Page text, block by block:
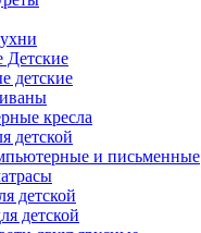
Детские
детские
кресла
детской
и письменные
детской
детской